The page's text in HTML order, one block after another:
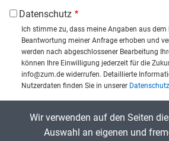
Datenschutz
Ich stimme zu, dass meine Angaben aus
Beantwortung meiner Anfrage erhoben und
werden nach abgeschlossener Bearbeitung
können Ihre Einwilligung jederzeit für die
info@zum.de widerrufen. Detaillierte
Nutzerdaten finden Sie in unserer
Captcha eingeben:
Wir verwenden auf den Seiten
Auswahl an eigenen und